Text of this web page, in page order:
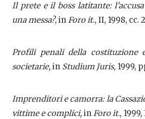
Il prete e il boss latitante:
una messa?, inForo it., II, 1998, cc.
Profili penali della costituzione
societarie,in Studium Juris, 1999,
Imprenditori e camorra: la
vittime e complici,inForo it.,